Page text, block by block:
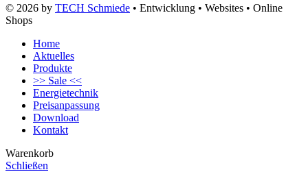
© 2026 by TECH Schmiede • Entwicklung • Websites • Online
Shops
Home
Aktuelles
Produkte
>> Sale <<
Energietechnik
Preisanpassung
Download
Kontakt
Warenkorb
Schließen